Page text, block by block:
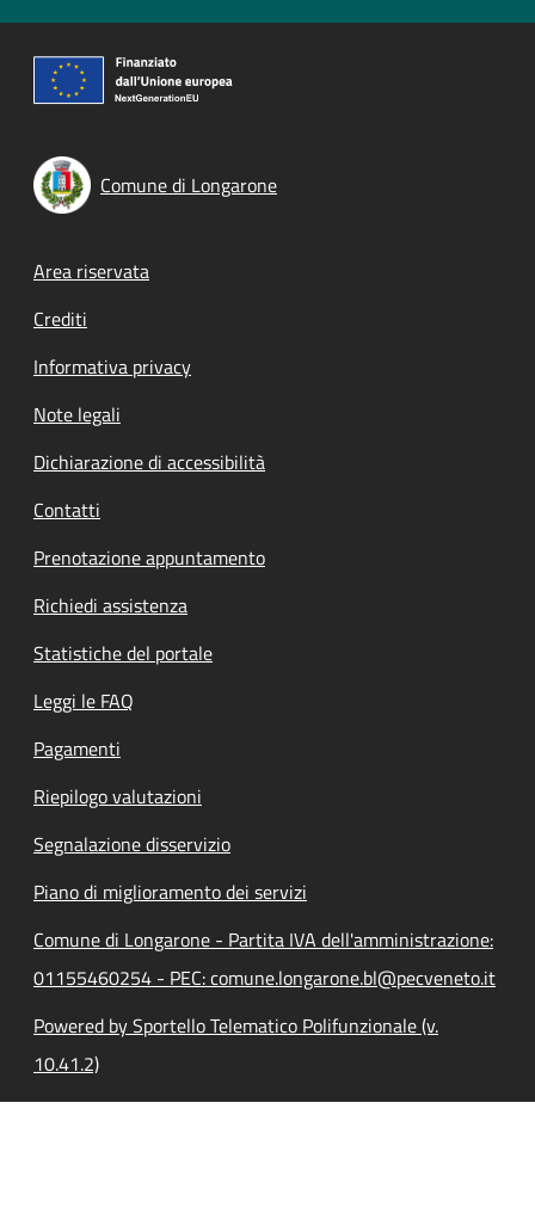
Comune di Longarone
Footer menu
Area riservata
Crediti
Informativa privacy
Note legali
Dichiarazione di accessibilità
Contatti
Prenotazione appuntamento
Richiedi assistenza
Statistiche del portale
Leggi le FAQ
Pagamenti
Riepilogo valutazioni
Segnalazione disservizio
Piano di miglioramento dei servizi
Comune di Longarone - Partita IVA dell'amministrazione:
01155460254 - PEC: comune.longarone.bl@pecveneto.it
Powered by Sportello Telematico Polifunzionale (v.
10.41.2)